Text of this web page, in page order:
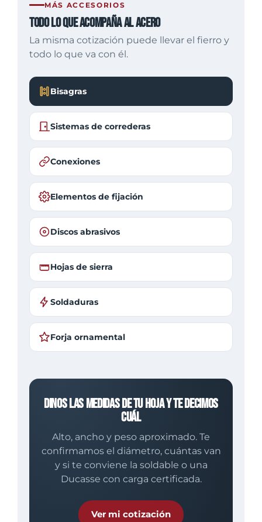
MÁS ACCESORIOS
Todo lo que acompaña al acero
La misma cotización puede llevar el fierro y
todo lo que va con él.
Bisagras
Sistemas de correderas
Conexiones
Elementos de fijación
Discos abrasivos
Hojas de sierra
Soldaduras
Forja ornamental
Dinos las medidas de tu hoja y te decimos
cuál
Alto, ancho y peso aproximado. Te
confirmamos el diámetro, cuántas van
y si te conviene la soldable o una
Ducasse con carga certificada.
Ver mi cotización